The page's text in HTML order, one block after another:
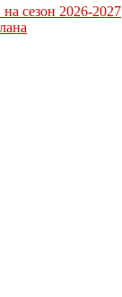
сезон 2026-2027